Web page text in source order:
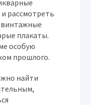
рассмотреть
винтажные
плакаты.
особую
прошлого.
найти